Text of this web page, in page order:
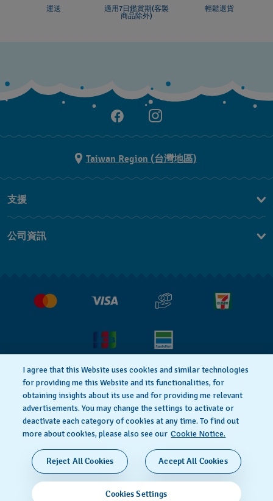
運送
適用7日鑑賞期(客製
商品除外)
輕鬆退貨
Taiwan Region (台灣地區)
支援
常見問題解答
公司資訊
隱私權政策 Cookie notice
使用者條款
瑞士製造
© 2026 Flik Flak，Swatch Ltd. 的分部，保留所有權
I agree that this Website uses cookies and similar technologies
for providing me this Website and its functionalities, for
obtaining insights about its use and for providing me relevant
advertisements. You may change the settings to activate or
deactivate each category of cookies at any time. To find out
more about cookies, please also see our Cookie Notice.
Cookies Settings
Reject All Cookies Accept All Cookies